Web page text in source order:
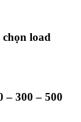
load
– 300 – 500